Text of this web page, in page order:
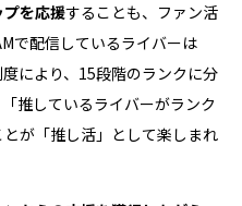
を応援することも、ファン活
で配信しているライバーは
により、15段階のランクに分
推しているライバーがランク
が「推し活」として楽しまれ